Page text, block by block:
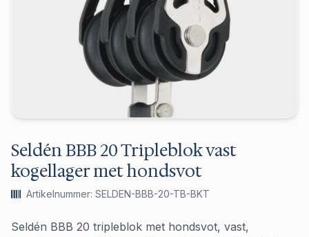
Seldén BBB 20 Tripleblok vast
kogellager met hondsvot
Artikelnummer: SELDEN-BBB-20-TB-BKT
Seldén BBB 20 tripleblok met hondsvot, vast,